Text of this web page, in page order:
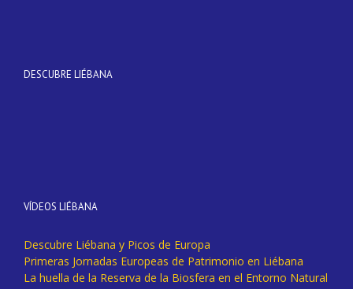
DESCUBRE LIÉBANA
VÍDEOS LIÉBANA
Descubre Liébana y Picos de Europa
Primeras Jornadas Europeas de Patrimonio en Liébana
La huella de la Reserva de la Biosfera en el Entorno Natural